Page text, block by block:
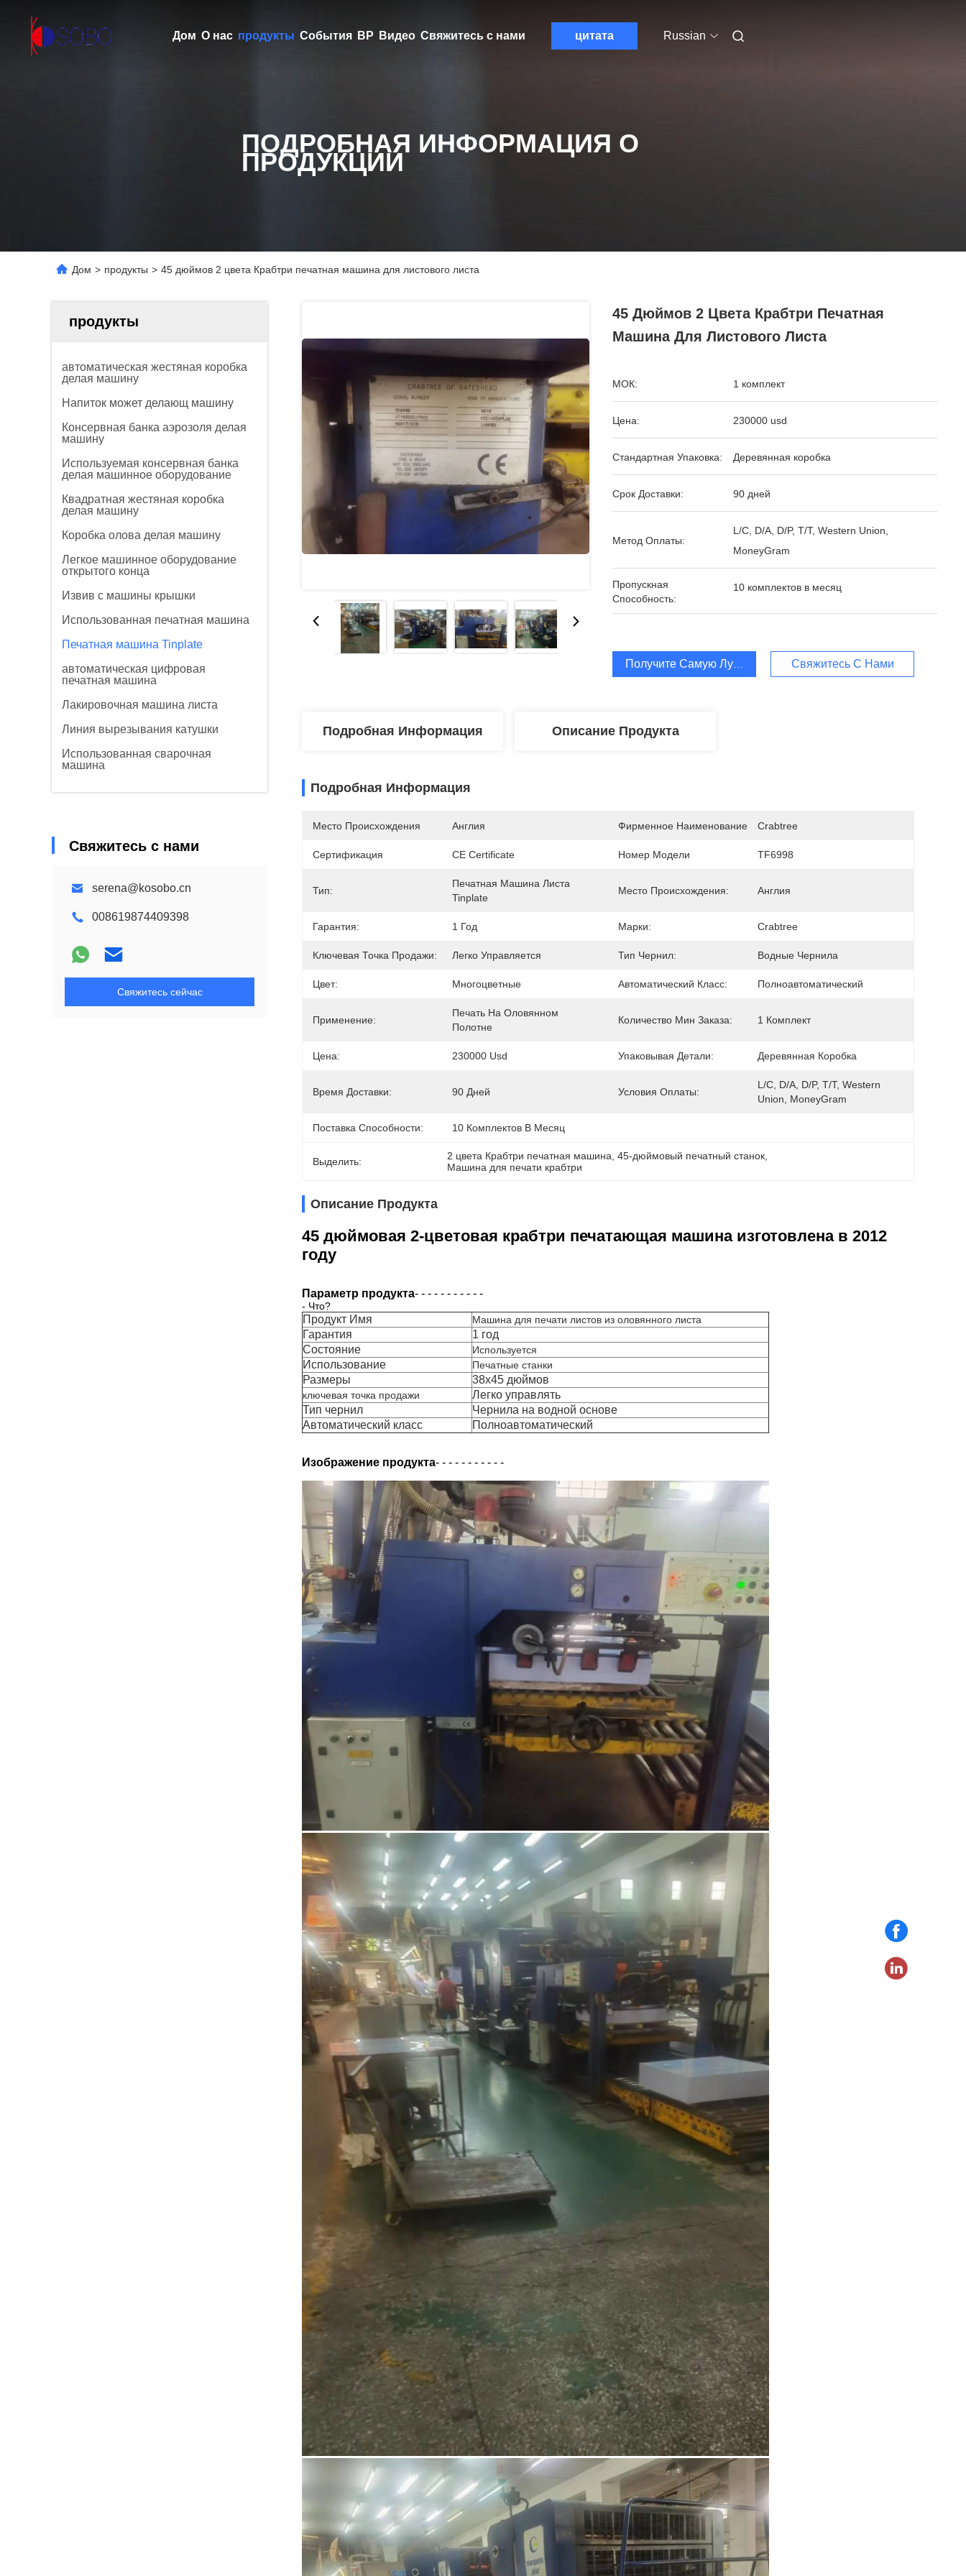
Дом О нас продукты События ВР Видео Свяжитесь с нами цитата Russian
ПОДРОБНАЯ ИНФОРМАЦИЯ О
ПРОДУКЦИИ
Дом > продукты > 45 дюймов 2 цвета Крабтри печатная машина для листового листа
продукты
автоматическая жестяная коробка
делая машину
Напиток может делающ машину
Консервная банка аэрозоля делая
машину
Используемая консервная банка
делая машинное оборудование
Квадратная жестяная коробка
делая машину
Коробка олова делая машину
Легкое машинное оборудование
открытого конца
Извив с машины крышки
Использованная печатная машина
Печатная машина Tinplate
автоматическая цифровая
печатная машина
Лакировочная машина листа
Линия вырезывания катушки
Использованная сварочная
машина
Свяжитесь с нами
serena@kosobo.cn
008619874409398
Свяжитесь сейчас
45 Дюймов 2 Цвета Крабтри Печатная
Машина Для Листового Листа
МОК: 1 комплект
Цена: 230000 usd
Стандартная Упаковка: Деревянная коробка
Срок Доставки: 90 дней
Метод Оплаты:
L/C, D/A, D/P, T/T, Western Union,
MoneyGram
Пропускная
Способность:
10 комплектов в месяц
Получите Самую Лучшую ЦенуСвяжитесь С Нами
Подробная Информация Описание Продукта
Подробная Информация
Место Происхождения Англия Фирменное Наименование Crabtree
Сертификация CE Certificate Номер Модели TF6998
Тип:
Печатная Машина Листа
Tinplate
Место Происхождения: Англия
Гарантия: 1 Год Марки: Crabtree
Ключевая Точка Продажи: Легко Управляется Тип Чернил: Водные Чернила
Цвет: Многоцветные Автоматический Класс: Полноавтоматический
Применение:
Печать На Оловянном
Полотне
Количество Мин Заказа: 1 Комплект
Цена: 230000 Usd Упаковывая Детали: Деревянная Коробка
Время Доставки: 90 Дней Условия Оплаты:
L/C, D/A, D/P, T/T, Western
Union, MoneyGram
Поставка Способности: 10 Комплектов В Месяц
Выделить: 2 цвета Крабтри печатная машина , 45-дюймовый печатный станок
Машина для печати крабтри
Описание Продукта
45 дюймовая 2-цветовая крабтри печатающая машина изготовлена в 2012
году
Параметр продукта- - - - - - - - - - -
- Что?
Продукт Имя Машина для печати листов из оловянного листа
Гарантия
1 год
Состояние
Используется
Использование Печатные станки
Размеры 38х45 дюймов
ключевая точка продажи
Легко управлять
Тип чернил
Чернила на водной основе
Автоматический класс
Полноавтоматический
Изображение продукта- - - - - - - - - - -